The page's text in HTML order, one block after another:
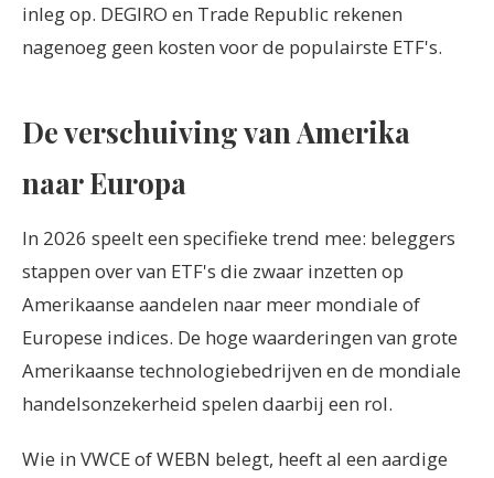
inleg op. DEGIRO en Trade Republic rekenen
nagenoeg geen kosten voor de populairste ETF's.
De verschuiving van Amerika
naar Europa
In 2026 speelt een specifieke trend mee: beleggers
stappen over van ETF's die zwaar inzetten op
Amerikaanse aandelen naar meer mondiale of
Europese indices. De hoge waarderingen van grote
Amerikaanse technologiebedrijven en de mondiale
handelsonzekerheid spelen daarbij een rol.
Wie in VWCE of WEBN belegt, heeft al een aardige